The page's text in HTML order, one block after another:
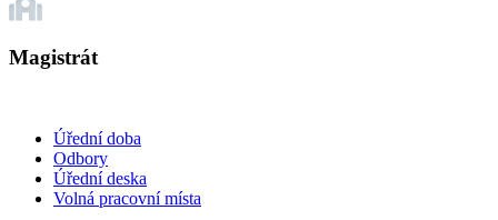
Magistrát
Úřední doba
Odbory
Úřední deska
Volná pracovní místa